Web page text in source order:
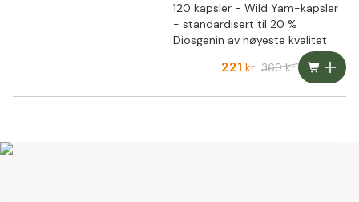
120 kapsler - Wild Yam-kapsler
- standardisert til 20 %
Diosgenin av høyeste kvalitet
221 kr 369kr